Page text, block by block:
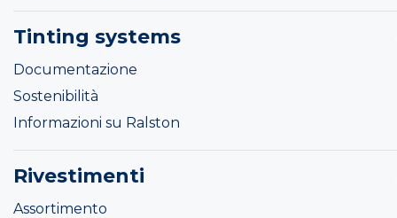
Tinting systems
Documentazione
Sostenibilità
Informazioni su Ralston
Rivestimenti
Assortimento